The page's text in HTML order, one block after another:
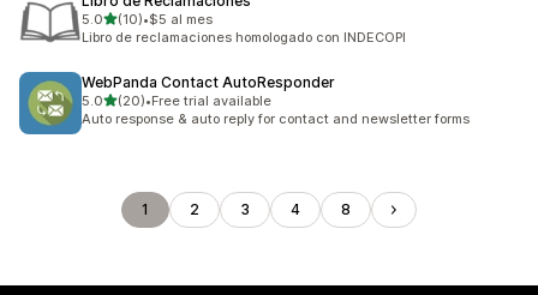
5.0เต็ม 5 ดาว
(10)
ทั้งหมด 10 รีวิว
•$5 al mes
Libro de reclamaciones homologado con INDECOPI
WebPanda Contact AutoResponder
5.0เต็ม 5 ดาว
(20)
ทั้งหมด 20 รีวิว
•Free trial available
Auto response & auto reply for contact and newsletter forms
1 2 3 4 8